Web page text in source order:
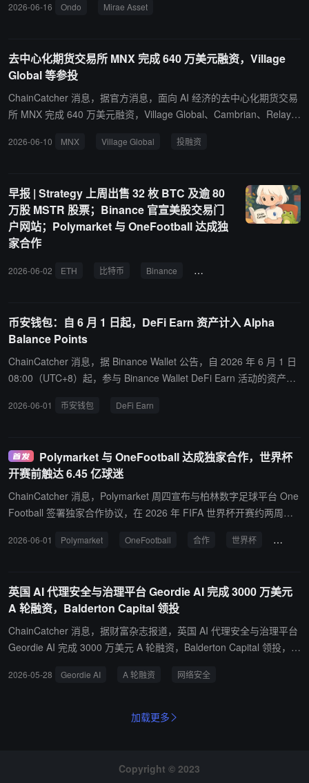
化。 根据协议，合作将首先从 Global X 在美国上市的 ETF 产品开
则负责提供代币化基础设施及链上分发服务。
2026-06-16 Ondo Mirae Asset
去中心化期货交易所 MNX 完成 640 万美元融资，Village
Global 等参投
ChainCatcher 消息，据官方消息，面向 AI 经济的去中心化期货交易
所 MNX 完成 640 万美元融资，Village Global、Cambrian、Relay D
品基础设施，覆盖 GPU 租赁价格、数据中心电力成本期货，OpenA
金与批量拍卖公平执行，结算在 MegaETH 上以完全非托管方式进
行，主网计划于今夏正式上线。
2026-06-10 MNX Village Global 投融资
早报 | Strategy 上周出售 32 枚 BTC 及逾 80
万股 MSTR 股票；Binance 官宣美股交易门
户网站；Polymarket 与 OneFootball 达成独
家合作
2026-06-02 ETH 比特币 Binance Polymarket
币安钱包：自 6 月 1 日起，DeFi Earn 资产计入 Alpha
Balance Points
ChainCatcher 消息，据 Binance Wallet 公告，自 2026 年 6 月 1 日
08:00（UTC+8）起，参与 Binance Wallet DeFi Earn 活动的资产
lance Points 计算范围。 具体合格资产列表以 Binance Alpha Points
2026-06-01 币安钱包 DeFi Earn
Polymarket 与 OneFootball 达成独家合作，世界杯
开赛前触达 6.45 亿球迷
ChainCatcher 消息，Polymarket 周四宣布与柏林数字足球平台 One
Football 签署独家合作协议，在 2026 年 FIFA 世界杯开赛约两周
生态。Polymarket 成为 OneFootball 应用内唯一的预测市场合作伙
MLS、LaLiga、Serie A、Lazio 及 DAZN 分别签约。 据 Pew Resea
rch Center 分析，自 2024 年 7 月以来体育占 Polymarket 总交易量
的 39%。2026 世界杯冠军市场自去年 7 月上线以来累计交易量已超
12 亿美元，更广泛的世界杯类别市场合计约 13 亿美元。 OneFootb
Polymarket 的整合将把用户参与转化为实际交易。OneFootball 累计
2026-06-01 Polymarket OneFootball 合作 世界杯 预测市
英国 AI 代理安全与治理平台 Geordie AI 完成 3000 万美元
A 轮融资，Balderton Capital 领投
ChainCatcher 消息，据财富杂志报道，英国 AI 代理安全与治理平台
Geordie AI 完成 3000 万美元 A 轮融资，Balderton Capital 领投，C
追加投资，投后估值 1.55 亿美元。这是欧洲网络安全初创公司迄今
和代码安全公司 Snyk 的前高管联合创立，其平台可发现并实时监控
法国美国合资 AI 生物技术公司 Owkin。
2026-05-28 Geordie AI A 轮融资 网络安全
加载更多
Copyright © 2023